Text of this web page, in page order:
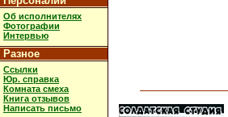
Об исполнителях
Фотографии
Интервью
Разное
Ссылки
Юр. справка
Комната смеха
Книга отзывов
Написать письмо